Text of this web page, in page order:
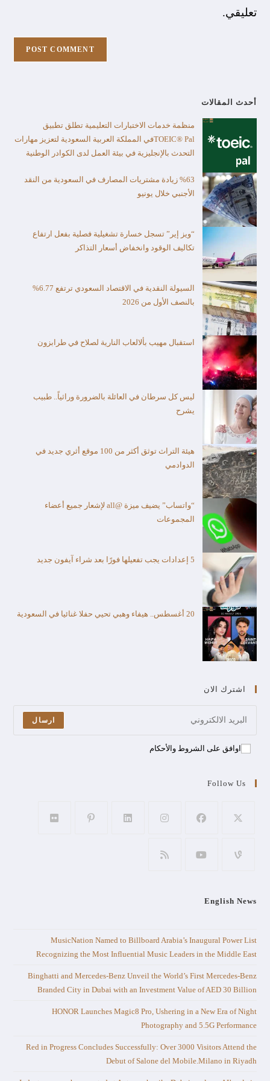
تعليقي.
أحدث المقالات
منظمة خدمات الاختبارات التعليمية تطلق تطبيق
TOEIC® Palفي المملكة العربية السعودية لتعزيز مهارات
التحدث بالإنجليزية في بيئة العمل لدى الكوادر الوطنية
%63 زيادة مشتريات المصارف في السعودية من النقد
الأجنبي خلال يونيو
“ويز إير” تسجل خسارة تشغيلية فصلية بفعل ارتفاع
تكاليف الوقود وانخفاض أسعار التذاكر
السيولة النقدية في الاقتصاد السعودي ترتفع 6.77%
بالنصف الأول من 2026
استقبال مهيب بألالعاب النارية لصلاح في طرابزون
ليس كل سرطان في العائلة بالضرورة وراثياً.. طبيب
يشرح
هيئة التراث توثق أكثر من 100 موقع أثري جديد في
الدوادمي
“واتساب” يضيف ميزة @all لإشعار جميع أعضاء
المجموعات
5 إعدادات يجب تفعيلها فورًا بعد شراء آيفون جديد
20 أغسطس.. هيفاء وهبي تحيي حفلا غنائيا في السعودية
اشترك الان
ارسال
اوافق على الشروط والأحكام
Follow Us
English News
MusicNation Named to Billboard Arabia’s Inaugural Power List
Recognizing the Most Influential Music Leaders in the Middle East
Binghatti and Mercedes-Benz Unveil the World’s First Mercedes-Benz
Branded City in Dubai with an Investment Value of AED 30 Billion
HONOR Launches Magic8 Pro, Ushering in a New Era of Night
Photography and 5.5G Performance
Red in Progress Concludes Successfully: Over 3000 Visitors Attend the
Debut of Salone del Mobile.Milano in Riyadh